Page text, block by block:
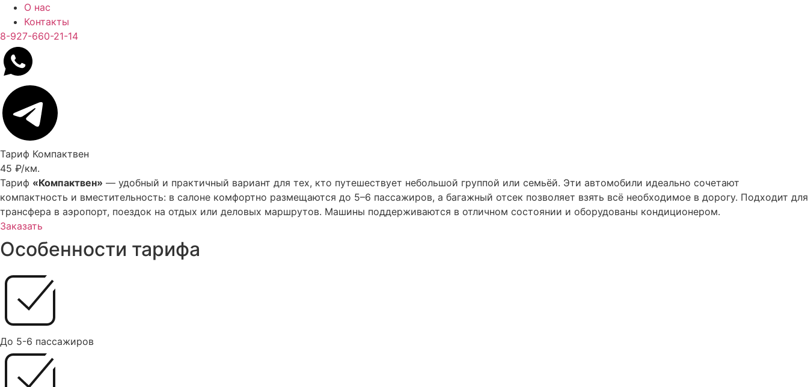
О нас
Контакты
8-927-660-21-14
Тариф Компактвен
45 ₽/км.
Тариф «Компактвен» — удобный и практичный вариант для тех, кто путешествует небольшой группой или семьёй. Эти автомобили идеально сочетают
компактность и вместительность: в салоне комфортно размещаются до 5–6 пассажиров, а багажный отсек позволяет взять всё необходимое в дорогу. Подходит для
трансфера в аэропорт, поездок на отдых или деловых маршрутов. Машины поддерживаются в отличном состоянии и оборудованы кондиционером.
Заказать
Особенности тарифа
До 5-6 пассажиров